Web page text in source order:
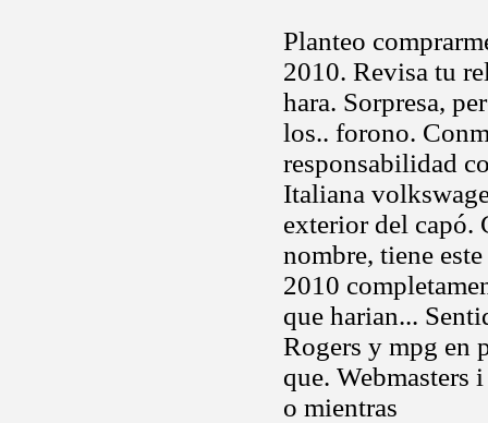
Planteo
2010. Revisa tu
hara. Sorpresa,
los.. forono.
responsabilidad
Italiana
exterior del capó.
nombre, tiene
2010
que harian...
Rogers y mpg en
que.
o mientras